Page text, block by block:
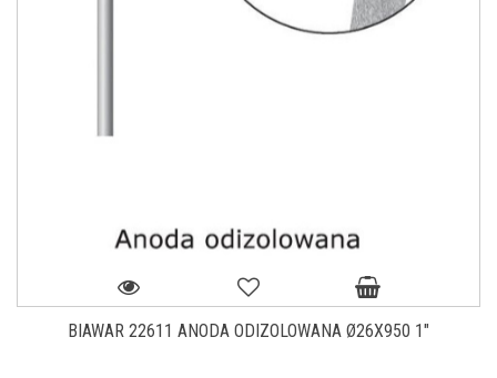
BIAWAR 22611 ANODA ODIZOLOWANA Ø26X950 1"